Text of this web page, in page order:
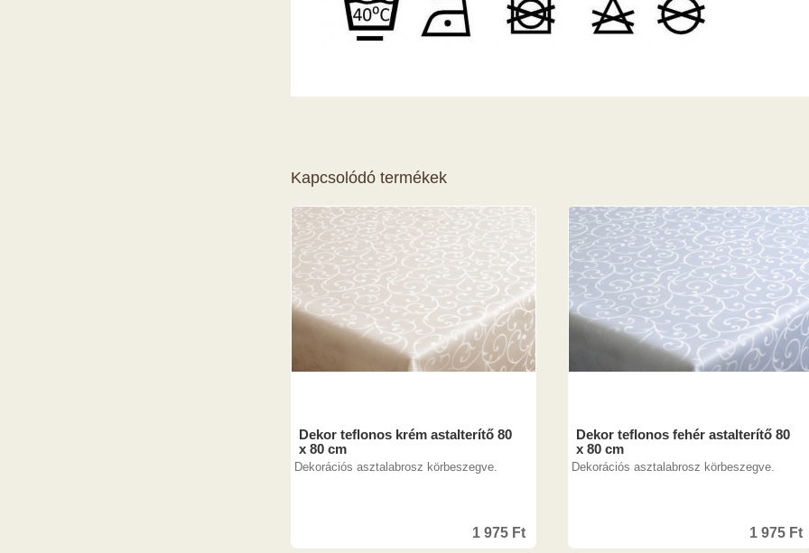
Kapcsolódó termékek
Dekor teflonos krém astalterítő 80
x 80 cm
Dekorációs asztalabrosz körbeszegve.
1 975 Ft
Dekor teflonos fehér astalterítő 80
x 80 cm
Dekorációs asztalabrosz körbeszegve.
1 975 Ft